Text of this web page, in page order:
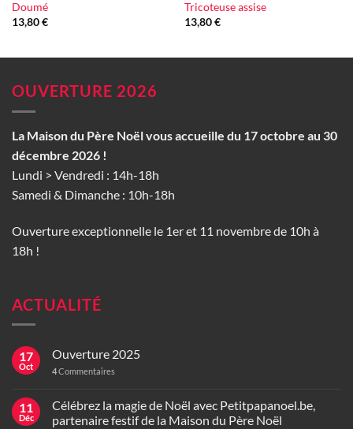
Doumé
13,80€
Tricoteuse assise
13,80€
OUVERTURE 2026
La Maison du Père Noël vous accueille du 17 octobre au 30
décembre 2026 !
Lundi > Vendredi : 14h-18h
Samedi & Dimanche : 10h-18h
Ouverture exceptionnelle le 1er et 11 novembre de 10h à
18h !
ACTUALITÉ
17
Oct
Ouverture 2025
4Commentaires
11
Déc
Célébrez la magie de Noël avec Petitpapanoel.be,
partenaire festif de la Maison du Père Noël